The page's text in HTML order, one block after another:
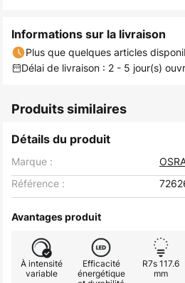
Informations sur la livraison
Plus que quelques articles
Délai de livraison : 2 - 5 jour(s)
Produits similaires
Détails du produit
Marque :
Référence :
Avantages produit
À intensité
variable
Efficacité
énergétique
R7s 117.6
mm